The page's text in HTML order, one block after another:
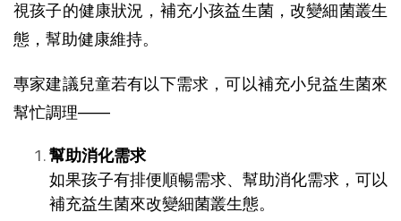
視孩子的健康狀況，補充小孩益生菌，改變細菌叢生
態，幫助健康維持。
專家建議兒童若有以下需求，可以補充小兒益生菌來
幫忙調理——
幫助消化需求
如果孩子有排便順暢需求、幫助消化需求，可以
補充益生菌來改變細菌叢生態。